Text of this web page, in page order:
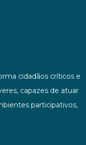
cidadãos críticos e
capazes de atuar
participativos,